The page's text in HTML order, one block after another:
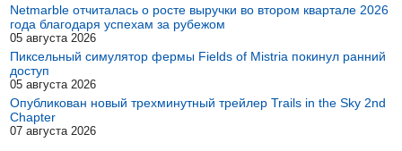
Netmarble отчиталась о росте выручки во втором квартале 2026
года благодаря успехам за рубежом
05 августа 2026
Пиксельный симулятор фермы Fields of Mistria покинул ранний
доступ
05 августа 2026
Опубликован новый трехминутный трейлер Trails in the Sky 2nd
Chapter
07 августа 2026